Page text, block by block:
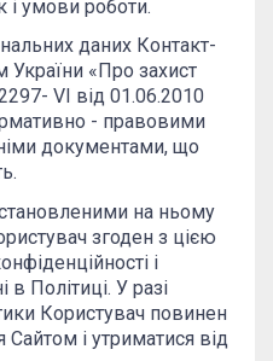
і умови роботи.
даних Контакт-
України «Про захист
VI від 01.06.2010
- правовими
документами, що
на ньому
згоден з цією
і
Політиці. У разі
Користувач повинен
і утриматися від